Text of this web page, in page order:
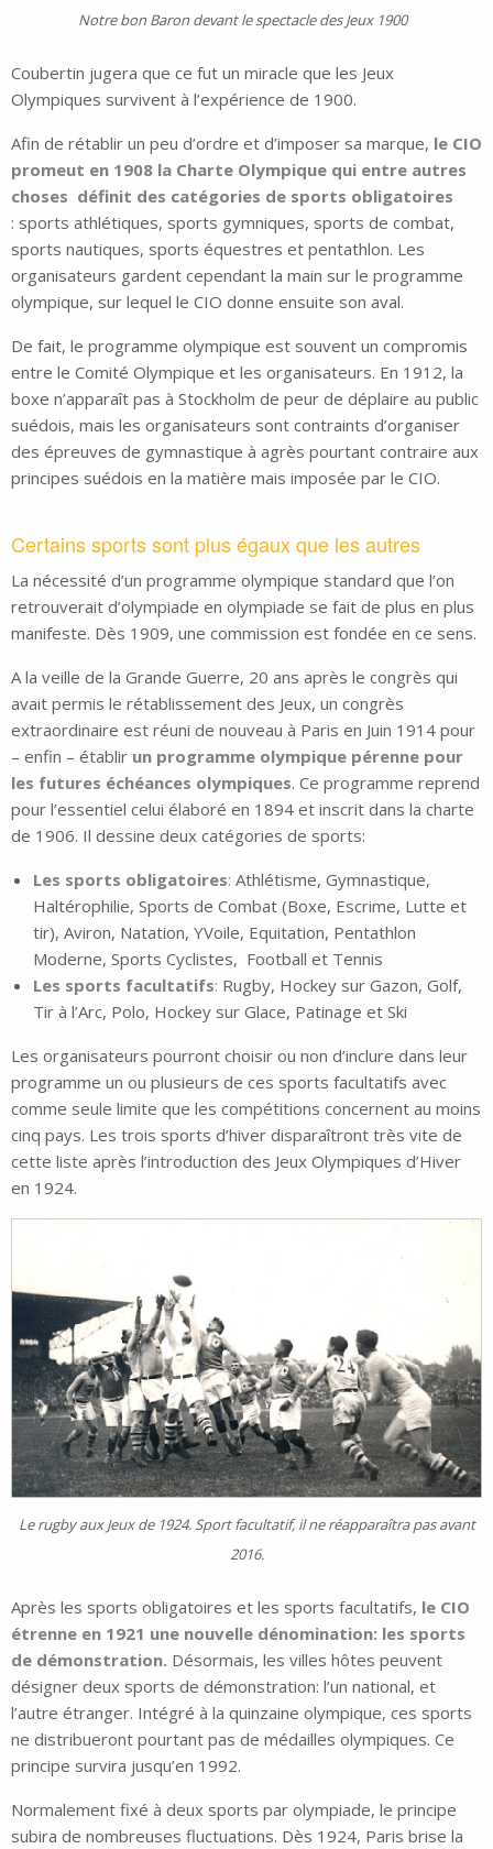
Notre bon Baron devant le spectacle des Jeux 1900
Coubertin jugera que ce fut un miracle que les Jeux
Olympiques survivent à l’expérience de 1900.
Afin de rétablir un peu d’ordre et d’imposer sa marque, le CIO
promeut en 1908 la Charte Olympique qui entre autres
choses définit des catégories de sports obligatoires
: sports athlétiques, sports gymniques, sports de combat,
sports nautiques, sports équestres et pentathlon. Les
organisateurs gardent cependant la main sur le programme
olympique, sur lequel le CIO donne ensuite son aval.
De fait, le programme olympique est souvent un compromis
entre le Comité Olympique et les organisateurs. En 1912, la
boxe n’apparaît pas à Stockholm de peur de déplaire au public
suédois, mais les organisateurs sont contraints d’organiser
des épreuves de gymnastique à agrès pourtant contraire aux
principes suédois en la matière mais imposée par le CIO.
Certains sports sont plus égaux que les autres
La nécessité d’un programme olympique standard que l’on
retrouverait d’olympiade en olympiade se fait de plus en plus
manifeste. Dès 1909, une commission est fondée en ce sens.
A la veille de la Grande Guerre, 20 ans après le congrès qui
avait permis le rétablissement des Jeux, un congrès
extraordinaire est réuni de nouveau à Paris en Juin 1914 pour
– enfin – établir un programme olympique pérenne pour
les futures échéances olympiques. Ce programme reprend
pour l’essentiel celui élaboré en 1894 et inscrit dans la charte
de 1906. Il dessine deux catégories de sports:
Les sports obligatoires: Athlétisme, Gymnastique,
Haltérophilie, Sports de Combat (Boxe, Escrime, Lutte et
tir), Aviron, Natation, YVoile, Equitation, Pentathlon
Moderne, Sports Cyclistes, Football et Tennis
Les sports facultatifs: Rugby, Hockey sur Gazon, Golf,
Tir à l’Arc, Polo, Hockey sur Glace, Patinage et Ski
Les organisateurs pourront choisir ou non d’inclure dans leur
programme un ou plusieurs de ces sports facultatifs avec
comme seule limite que les compétitions concernent au moins
cinq pays. Les trois sports d’hiver disparaîtront très vite de
cette liste après l’introduction des Jeux Olympiques d’Hiver
en 1924.
Le rugby aux Jeux de 1924. Sport facultatif, il ne réapparaîtra pas avant
2016.
Après les sports obligatoires et les sports facultatifs, le CIO
étrenne en 1921 une nouvelle dénomination: les sports
de démonstration. Désormais, les villes hôtes peuvent
désigner deux sports de démonstration: l’un national, et
l’autre étranger. Intégré à la quinzaine olympique, ces sports
ne distribueront pourtant pas de médailles olympiques. Ce
principe survira jusqu’en 1992.
Normalement fixé à deux sports par olympiade, le principe
subira de nombreuses fluctuations. Dès 1924, Paris brise la